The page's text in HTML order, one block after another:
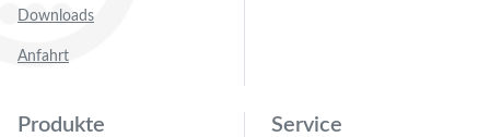
Downloads
Anfahrt
Produkte Service